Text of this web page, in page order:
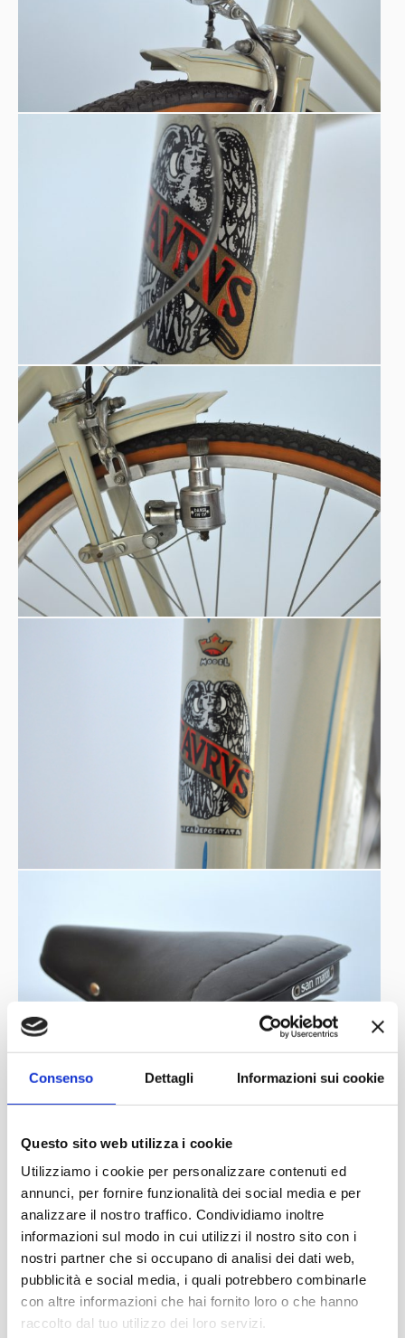
Consenso Dettagli Informazioni sui cookie
Questo sito web utilizza i cookie
Utilizziamo i cookie per personalizzare contenuti ed
annunci, per fornire funzionalità dei social media e per
analizzare il nostro traffico. Condividiamo inoltre
informazioni sul modo in cui utilizzi il nostro sito con i
nostri partner che si occupano di analisi dei dati web,
pubblicità e social media, i quali potrebbero combinarle
con altre informazioni che hai fornito loro o che hanno
raccolto dal tuo utilizzo dei loro servizi.
Beige paint with light-blue and golden finish